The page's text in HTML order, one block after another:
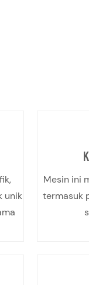
unik
Mesin ini
termasuk